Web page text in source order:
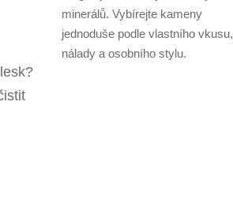
minerálů. Vybírejte kameny
jednoduše podle vlastního vkusu,
nálady a osobního stylu.